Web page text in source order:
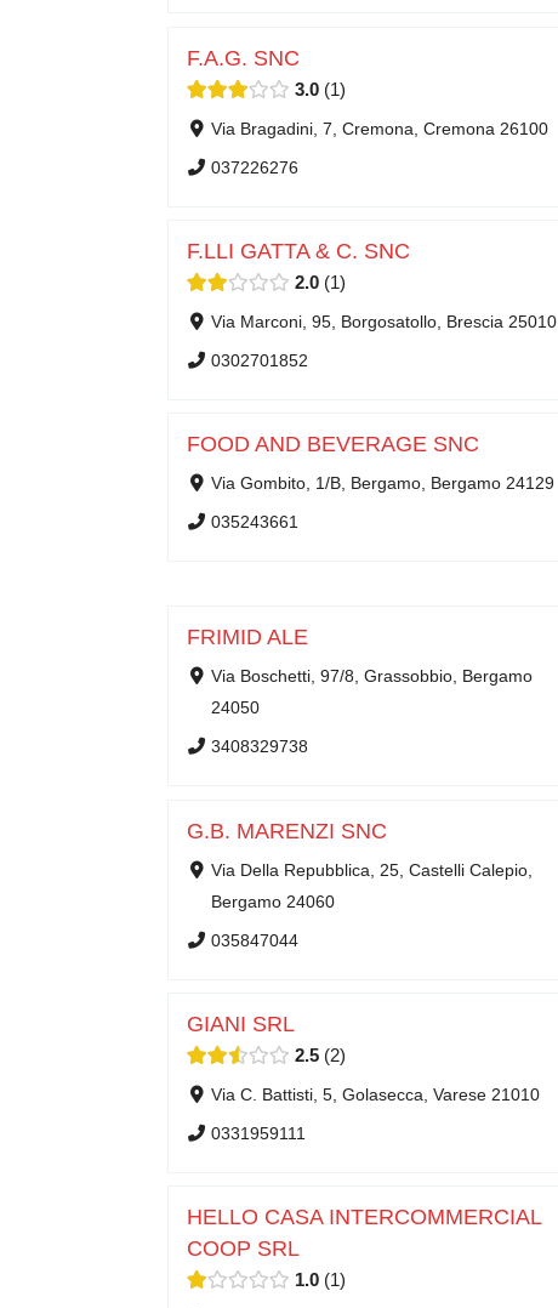
F.A.G. SNC
3.0 1
Via Bragadini, 7, Cremona, Cremona 26100
037226276
F.LLI GATTA & C. SNC
2.0 1
Via Marconi, 95, Borgosatollo, Brescia 25010
0302701852
FOOD AND BEVERAGE SNC
Via Gombito, 1/B, Bergamo, Bergamo 24129
035243661
FRIMID ALE
Via Boschetti, 97/8, Grassobbio, Bergamo
24050
3408329738
G.B. MARENZI SNC
Via Della Repubblica, 25, Castelli Calepio,
Bergamo 24060
035847044
GIANI SRL
2.5 2
Via C. Battisti, 5, Golasecca, Varese 21010
0331959111
HELLO CASA INTERCOMMERCIAL
COOP SRL
1.0 1